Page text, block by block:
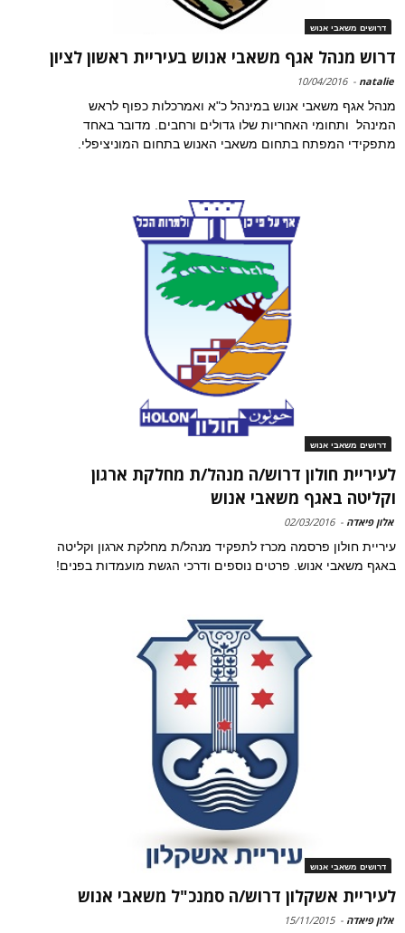
דרושים משאבי אנוש
דרוש מנהל אגף משאבי אנוש בעיריית ראשון לציון
natalie
-
10/04/2016
מנהל אגף משאבי אנוש במינהל כ"א ואמרכלות כפוף לראש
המינהל ותחומי האחריות שלו גדולים ורחבים. מדובר באחד
מתפקידי המפתח בתחום משאבי האנוש בתחום המוניציפלי.
דרושים משאבי אנוש
לעיריית חולון דרוש/ה מנהל/ת מחלקת ארגון
וקליטה באגף משאבי אנוש
אלון פיאדה -
02/03/2016
עיריית חולון פרסמה מכרז לתפקיד מנהל/ת מחלקת ארגון וקליטה
באגף משאבי אנוש. פרטים נוספים ודרכי הגשת מועמדות בפנים!
דרושים משאבי אנוש
לעיריית אשקלון דרוש/ה סמנכ"ל משאבי אנוש
אלון פיאדה -
15/11/2015